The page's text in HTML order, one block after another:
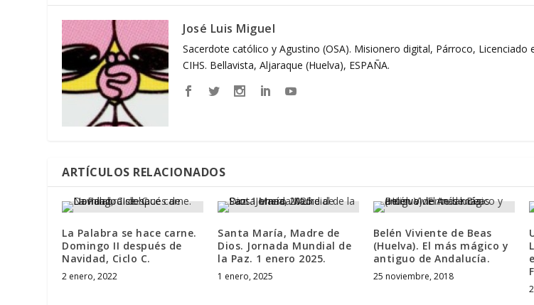
José Luis Miguel
Sacerdote católico y Agustino (OSA). Misionero digital, Párroco, Licenciado
CIHS. Bellavista, Aljaraque (Huelva), ESPAÑA.
ARTÍCULOS RELACIONADOS
La Palabra se hace carne.
Domingo II después de
Navidad, Ciclo C.
2 enero, 2022
Santa María, Madre de
Dios. Jornada Mundial de
la Paz. 1 enero 2025.
1 enero, 2025
Belén Viviente de Beas
(Huelva). El más mágico y
antiguo de Andalucía.
25 noviembre, 2018